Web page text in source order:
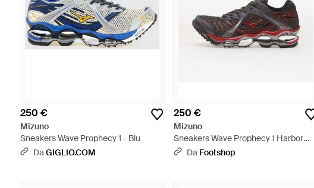
250 €
Mizuno
Sneakers Wave Prophecy 1 - Blu
DaGIGLIO.COM
250 €
Mizuno
Sneakers Wave Prophecy 1 Harbor
Mist/ Chinese - Marrone
Da Footshop